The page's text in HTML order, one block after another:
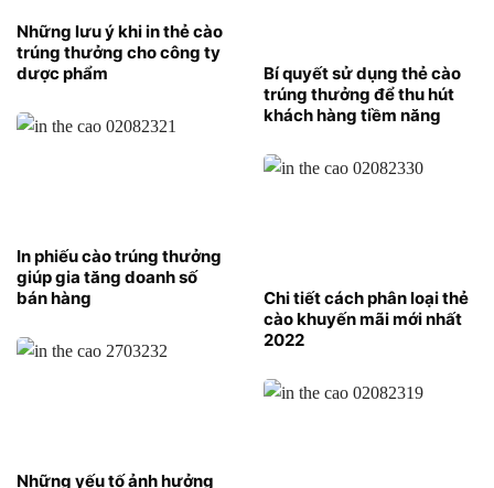
Những lưu ý khi in thẻ cào
trúng thưởng cho công ty
dược phẩm
Bí quyết sử dụng thẻ cào
trúng thưởng để thu hút
khách hàng tiềm năng
In phiếu cào trúng thưởng
giúp gia tăng doanh số
bán hàng
Chi tiết cách phân loại thẻ
cào khuyến mãi mới nhất
2022
Những yếu tố ảnh hưởng